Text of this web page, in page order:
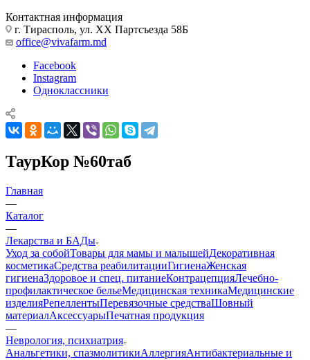
Контактная информация
г. Тирасполь, ул. ХХ Партсъезда 58Б
office@vivafarm.md
Facebook
Instagram
Одноклассники
ТаурКор №60таб
Главная
—
Каталог
—
Лекарства и БАДы
Уход за собойТовары для мамы и малышейДекоративная
косметикаСредства реабилитацииГигиенаЖенская
гигиенаЗдоровое и спец. питаниеКонтрацепцияЛечебно-
профилактическое бельеМедицинская техникаМедицинские
изделияРепеллентыПеревязочные средстваШовный
материалАксессуарыПечатная продукция
—
Неврология, психиатрия
Анальгетики, спазмолитикиАллергияАнтибактериальные и